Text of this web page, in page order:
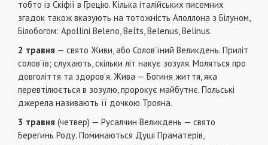
тобто із Скіфії в Грецію. Кілька італійських писемних
згадок також вказують на тотожність Аполлона з Білуном,
Білобогом: Apollini Beleno, Belts, Belenus, Belinus.
2 травня — свято Живи, або Солов’їний Великдень. Приліт
солов’їв; слухають, скільки літ накує зозуля. Моляться про
довголіття та здоров’я. Жива — Богиня життя, яка
перевтілюється в зозулю, пророкує майбутнє. Польські
джерела називають її дочкою Трояна.
3 травня (четвер) — Русалчин Великдень — свято
Берегинь Роду. Поминаються Душі Праматерів,